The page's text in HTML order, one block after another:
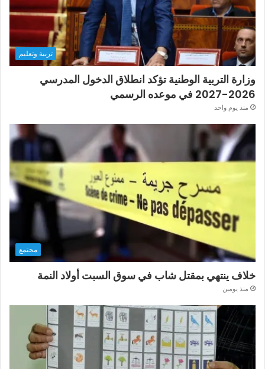
تربية وتعليم
وزارة التربية الوطنية تؤكد انطلاق الدخول المدرسي
2026-2027 في موعده الرسمي
منذ يوم واحد
مجتمع
خلاف ينتهي بمقتل شاب في سوق السبت أولاد النمة
منذ يومين